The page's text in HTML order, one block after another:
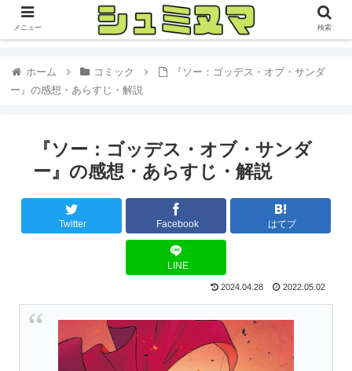
ホーム コミック
『ソー：ゴッデス・オブ・サンダ
ー』の感想・あらすじ・解説
『ソー：ゴッデス・オブ・サンダ
ー』の感想・あらすじ・解説
Twitter Facebook はてブ
LINE
2024.04.28 2022.05.02
メニュー 検索